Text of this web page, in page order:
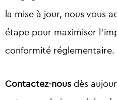
la mise à jour, nous vous
étape pour maximiser
conformité réglementaire.
Contactez-nous dès